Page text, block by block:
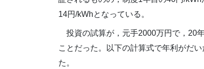
14円/kWhとなっている。
投資の試算が，元手2000万円で，20
ことだった。以下の計算式で年利がだ
た。